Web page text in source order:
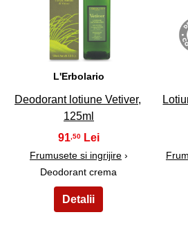
33
L'Erbolario
Deodorant lotiune Vetiver,
125ml
91 ,50
Frumusete si ingrijire›
Deodorant crema